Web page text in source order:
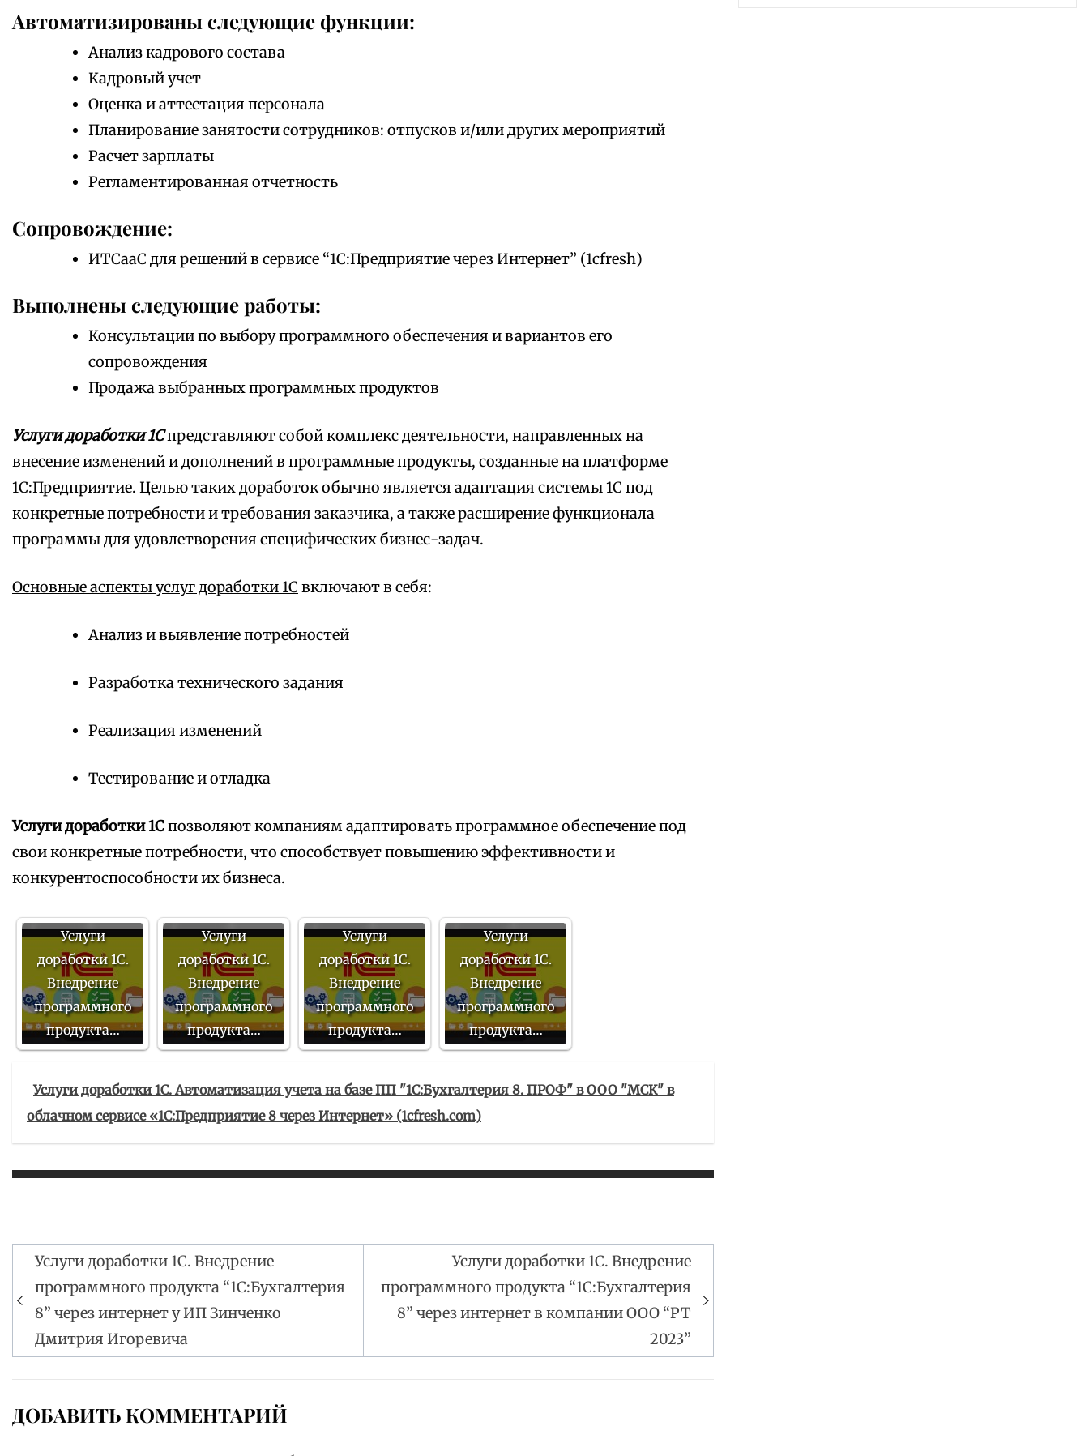
Автоматизированы следующие функции:
Анализ кадрового состава
Кадровый учет
Оценка и аттестация персонала
Планирование занятости сотрудников: отпусков и/или других мероприятий
Расчет зарплаты
Регламентированная отчетность
Сопровождение:
ИТСааС для решений в сервисе “1С:Предприятие через Интернет” (1cfresh)
Выполнены следующие работы:
Консультации по выбору программного обеспечения и вариантов его
сопровождения
Продажа выбранных программных продуктов
Услуги доработки 1Спредставляют собой комплекс деятельности, направленных на
внесение изменений и дополнений в программные продукты, созданные на платформе
1С:Предприятие. Целью таких доработок обычно является адаптация системы 1С под
конкретные потребности и требования заказчика, а также расширение функционала
программы для удовлетворения специфических бизнес-задач.
Основные аспекты услуг доработки 1С включают в себя:
Анализ и выявление потребностей
Разработка технического задания
Реализация изменений
Тестирование и отладка
Услуги доработки 1Спозволяют компаниям адаптировать программное обеспечение под
свои конкретные потребности, что способствует повышению эффективности и
конкурентоспособности их бизнеса.
Услуги
доработки 1С.
Внедрение
программного
продукта…
Услуги
доработки 1С.
Внедрение
программного
продукта…
Услуги
доработки 1С.
Внедрение
программного
продукта…
Услуги
доработки 1С.
Внедрение
программного
продукта…
Услуги доработки 1С. Автоматизация учета на базе ПП "1С:Бухгалтерия 8. ПРОФ" в ООО "МСК" в
облачном сервисе «1С:Предприятие 8 через Интернет» (1cfresh.com)
Навигация
по
записям
Услуги доработки 1С. Внедрение
программного продукта “1С:Бухгалтерия
8” через интернет у ИП Зинченко
Дмитрия Игоревича
Услуги доработки 1С. Внедрение
программного продукта “1С:Бухгалтерия
8” через интернет в компании ООО “РТ
2023”
ДОБАВИТЬ КОММЕНТАРИЙ